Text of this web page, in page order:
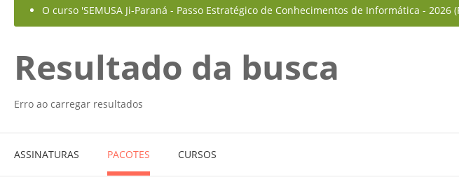
O curso 'SEMUSA Ji-Paraná - Passo Estratégico de Conhecimentos de Informática -
Resultado da busca
Erro ao carregar resultados
ASSINATURAS PACOTES CURSOS